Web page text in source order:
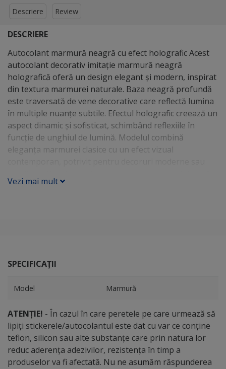
Descriere Review
DESCRIERE
Autocolant marmură neagră cu efect holografic Acest
autocolant decorativ imitație marmură neagră
holografică oferă un design elegant și modern, inspirat
din textura marmurei naturale. Baza neagră profundă
este traversată de vene decorative care reflectă lumina
în multiple nuanțe subtile. Efectul holografic creează un
aspect dinamic și sofisticat, schimbând reflexiile în
funcție de unghiul de lumină. Modelul combină
eleganța marmurei clasice cu un efect vizual
de rolă cu dimensiunile: Lățime: 75 cm Lungime: 250 cm
înlocuirea pieselor existente. Idei de utilizare pentru
autocolantul marmură holografică Datorită efectului
recondiționarea blaturilor de mobilier decorarea
meselor sau birourilor personalizarea rafturilor sau
dulapurilor decor pentru camere moderne sau creative
proiecte DIY și design interior decor pentru spații
gaming sau studio personalizarea obiectelor decorative
Modelul este potrivit în special pentru amenajări
moderne, futuriste sau industriale. Aplicare ușoară pe
Vezi mai mult
SPECIFICAȚII
Model Marmură
ATENȚIE! - În cazul în care peretele pe care urmează să
lipiți stickerele/autocolantul este dat cu var ce conține
teflon, silicon sau alte substanțe care prin natura lor
reduc aderența adezivilor, rezistența în timp a
produselor va fi afectată. Nu ne asumăm răspunderea